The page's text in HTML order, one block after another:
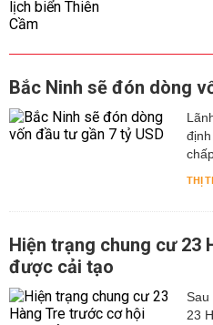
Bắc Ninh sẽ đón dòng
THỊ
Hiện trạng chung cư 23
được cải tạo
Sau
23